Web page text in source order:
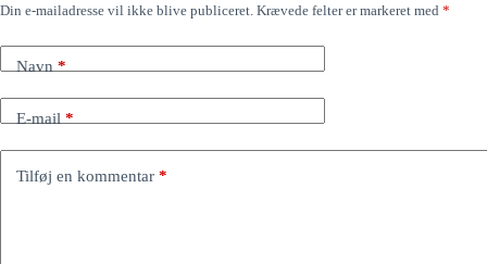
Din e-mailadresse vil ikke blive publiceret. Krævede felter er markeret med *
Navn *
E-mail *
Tilføj en kommentar *